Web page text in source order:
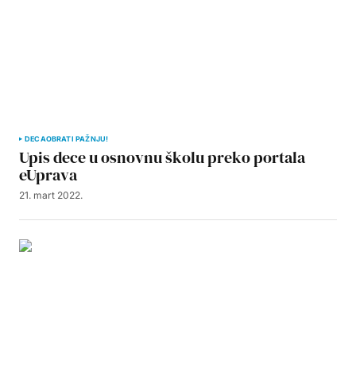
DECAOBRATI PAŽNJU!
Upis dece u osnovnu školu preko portala
eUprava
21. mart 2022.